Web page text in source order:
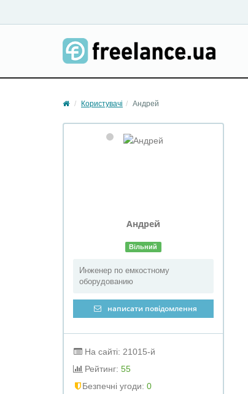
Користувачі Андрей
Андрей
Вільний
Инженер по емкостному
оборудованию
написати повідомлення
На сайті: 21015-й
Рейтинг: 55
Безпечні угоди: 0